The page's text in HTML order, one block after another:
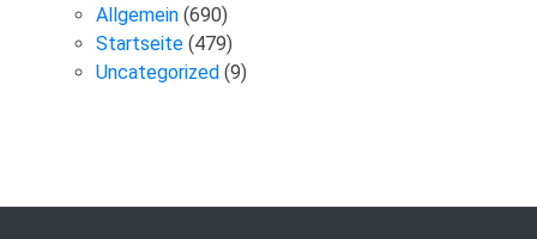
Allgemein (690)
Startseite (479)
Uncategorized (9)